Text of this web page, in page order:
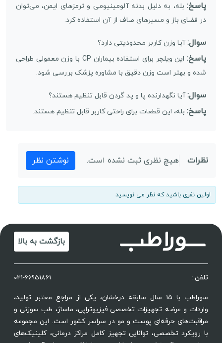
پاسخ: بله، به دلیل بدنه آلومینیومی و ترمزهای ایمن، می‌توان
در فضای باز و مسیرهای صاف از آن استفاده کرد.
سوال:آیا وزن کاربر محدودیتی دارد؟
پاسخ:
این ویلچر برای استفاده بیماران CP با وزن معمولی طراحی
شده و بهتر است وزن دقیق با مشاوره پزشک بررسی شود.
سوال:آیا نگهدارنده پا و پد گردن قابل تنظیم هستند؟
پاسخ: بله، این قطعات برای راحتی کاربر قابل تنظیم هستند.
نظرات هیچ نظری ثبت نشده است. نوشتن نظر
اولین نفری باشید که نظر می نویسید
بازگشت به بالا
تلفن : 021-66951861
سوراطب با ۱۵ سال سابقه درخشان، یکی از مراجع معتبر تولید،
واردات و عرضه تجهیزات تخصصی فیزیوتراپی، ماساژ، طب سوزنی و
مراقبت‌های حرفه‌ای پوست و مو در سراسر کشور است. این مجموعه
با رویکرد تخصصی، توانایی تجهیز کامل مراکز درمانی، کلینیک‌های